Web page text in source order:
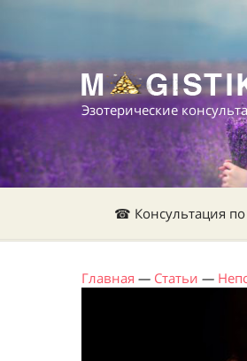
Эзотерические
☎ Консультация
Главная — Статьи —